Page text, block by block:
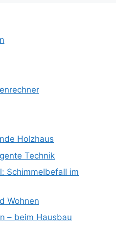
Holzhaus
Technik
Schimmelbefall im
Wohnen
– beim Hausbau